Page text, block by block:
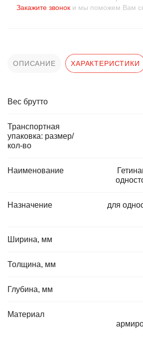
Закажите звоноки мы поможем Вам
ОПИСАНИЕ ХАРАКТЕРИСТИКИ
Вес брутто
Транспортная
упаковка: размер/
кол-во
Наименование
Назначение
для
Ширина, мм
Толщина, мм
Глубина, мм
Материал